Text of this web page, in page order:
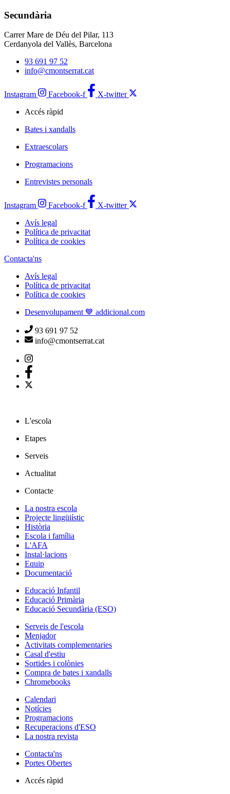
Secundària
Carrer Mare de Déu del Pilar, 113
Cerdanyola del Vallès, Barcelona
93 691 97 52
info@cmontserrat.cat
Instagram Facebook-f
X-twitter
Accés ràpid
Bates i xandalls
Extraescolars
Programacions
Entrevistes personals
Instagram Facebook-f
X-twitter
Avís legal
Política de privacitat
Política de cookies
Contacta'ns
Avís legal
Política de privacitat
Política de cookies
Desenvolupament 💙 addicional.com
93 691 97 52
info@cmontserrat.cat
L'escola
Etapes
Serveis
Actualitat
Contacte
La nostra escola
Projecte lingüiístic
Història
Escola i família
L'AFA
Instal·lacions
Equip
Documentació
Educació Infantil
Educació Primària
Educació Secundària (ESO)
Serveis de l'escola
Menjador
Activitats complementaries
Casal d'estiu
Sortides i colònies
Compra de bates i xandalls
Chromebooks
Calendari
Notícies
Programacions
Recuperacions d'ESO
La nostra revista
Contacta'ns
Portes Obertes
Accés ràpid